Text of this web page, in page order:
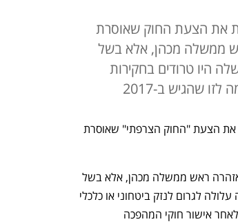
את הצעת החוק שאוסרת
ממשלה מכהן, אלא בשל
היו טרודים בחקירות
שהגיש ב-2017